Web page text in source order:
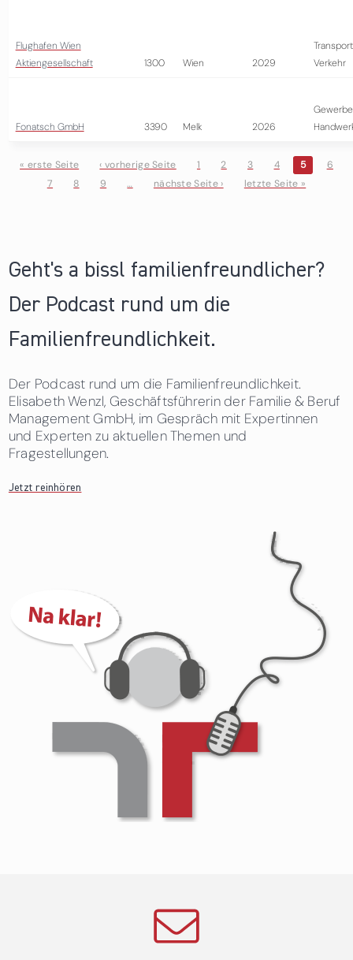
Flughafen Wien
Aktiengesellschaft
1300 Wien 2029
Verkehr
Fonatsch GmbH 3390 Melk 2026
Seiten
« erste Seite ‹ vorherige Seite 1 2 3 4 5
6
7
8 9 … nächste Seite › letzte Seite »
Geht's a bissl familienfreundlicher?
Der Podcast rund um die
Familienfreundlichkeit.
Der Podcast rund um die Familienfreundlichkeit.
Elisabeth Wenzl, Geschäftsführerin der Familie & Beruf
Management GmbH, im Gespräch mit Expertinnen
und Experten zu aktuellen Themen und
Fragestellungen.
Jetzt reinhören